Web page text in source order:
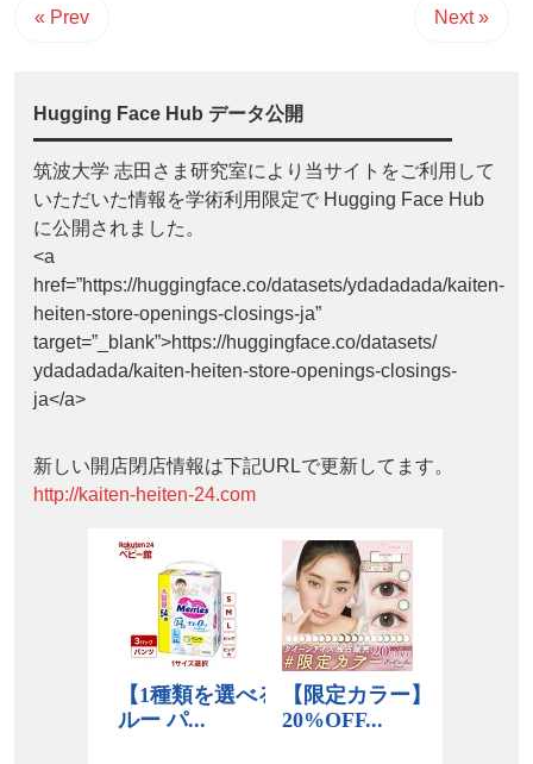
« Prev Next »
Hugging Face Hub データ公開
筑波大学 志田さま研究室により当サイトをご利用して
いただいた情報を学術利用限定で Hugging Face Hub
に公開されました。
<a
href=”https://huggingface.co/datasets/ydadadada/kaiten-
heiten-store-openings-closings-ja”
target=”_blank”>https://huggingface.co/datasets/
ydadadada/kaiten-heiten-store-openings-closings-
ja</a>
新しい開店閉店情報は下記URLで更新してます。
http://kaiten-heiten-24.com